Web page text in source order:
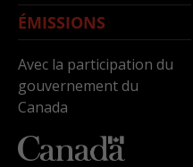
ÉMISSIONS
Avec la participation du
gouvernement du
Canada